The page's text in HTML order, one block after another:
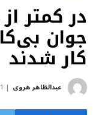
جوان
کار شدند
عبدالظاهر هروی 11